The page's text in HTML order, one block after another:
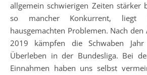
allgemein schwierigen Zeiten stärker
so mancher Konkurrent, liegt
hausgemachten Problemen. Nach
2019 kämpfen die Schwaben
Überleben in der Bundesliga. Bei
Einnahmen haben uns selbst